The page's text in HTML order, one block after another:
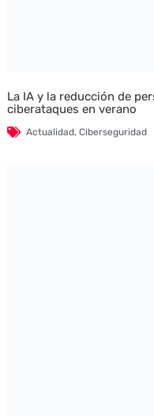
La IA y la reducción de
ciberataques en verano
Actualidad, Ciberseguridad